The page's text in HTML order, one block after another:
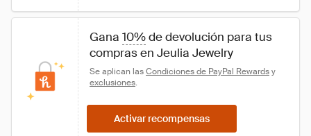
Gana 10% de devolución para tus
compras en Jeulia Jewelry
Se aplican las Condiciones de PayPal Rewards y
exclusiones.
Activar recompensas